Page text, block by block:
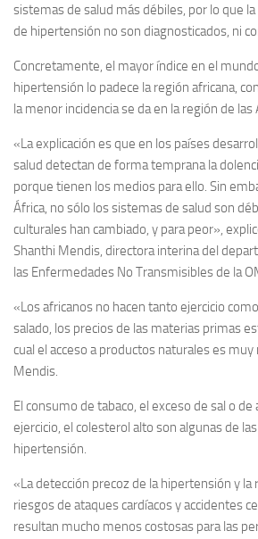
sistemas de salud más débiles, por lo que
de hipertensión no son diagnosticados, ni
Concretamente, el mayor índice en el
hipertensión lo padece la región africana,
la menor incidencia se da en la región de las
«La explicación es que en los países
salud detectan de forma temprana la
porque tienen los medios para ello. Sin
África, no sólo los sistemas de salud son
culturales han cambiado, y para peor»,
Shanthi Mendis, directora interina del
las Enfermedades No Transmisibles de la
«Los africanos no hacen tanto ejercicio
salado, los precios de las materias primas
cual el acceso a productos naturales es
Mendis.
El consumo de tabaco, el exceso de sal o de
ejercicio, el colesterol alto son algunas de
hipertensión.
«La detección precoz de la hipertensión y la
riesgos de ataques cardíacos y accidentes
resultan mucho menos costosas para las